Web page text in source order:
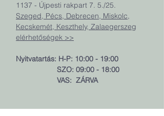
1137 - Újpesti rakpart 7. 5./25.
Szeged, Pécs, Debrecen, Miskolc,
Kecskemét, Keszthely, Zalaegerszeg
elérhetőségek >>
Nyitvatartás: H-P: 10:00 - 19:00
SZO: 09:00 - 18:00
VAS: ZÁRVA